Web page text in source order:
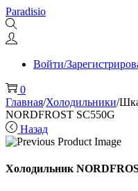
Перейти
к
навигации
Перейти
к
содержимому
Paradisio
Войти/
0
Главная/Холодильники/
NORDFROST SC550G
Назад
Холодильник